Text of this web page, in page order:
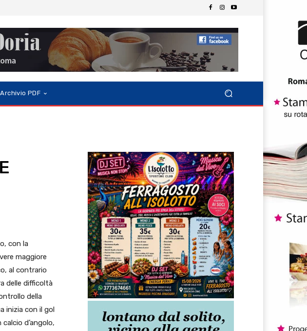
Archivio PDF
con la
maggiore
al contrario
delle difficoltà
della
inizia con il gol
d’angolo,